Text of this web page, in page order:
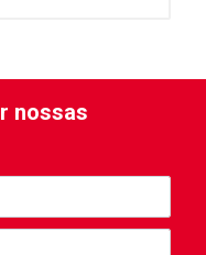
nossas